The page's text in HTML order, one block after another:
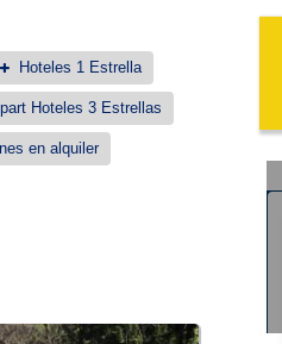
Hoteles 1 Estrella
Hoteles 3 Estrellas
en alquiler